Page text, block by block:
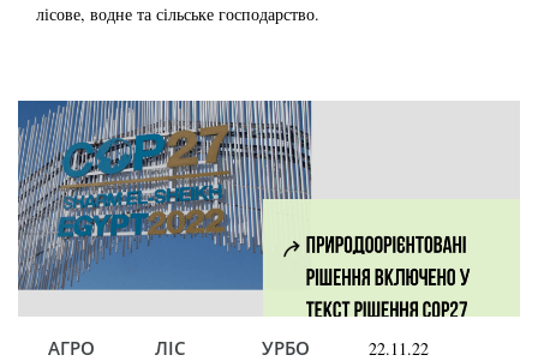
лісове, водне та сільське господарство.
АГРО ЛІС УРБО 22.11.22